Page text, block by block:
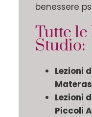
benessere
Tutte
Studio:
Lezioni
Lezioni
Piccoli